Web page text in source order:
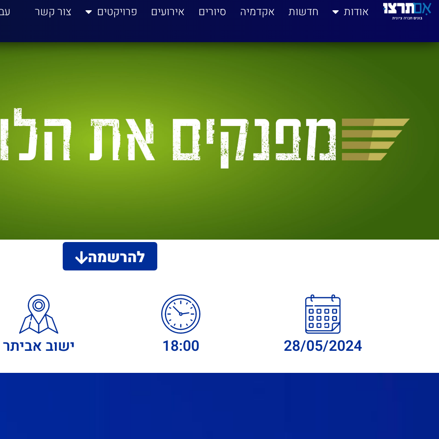
לתוכן אודות חדשות אקדמיה סיורים אירועים פרויקטים צור קשר
להרשמה
28/05/2024
18:00 ישוב אביתר